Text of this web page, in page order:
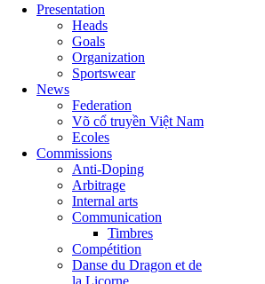
Presentation
Heads
Goals
Organization
Sportswear
News
Federation
Võ cổ truyền Việt Nam
Ecoles
Commissions
Anti-Doping
Arbitrage
Internal arts
Communication
Timbres
Compétition
Danse du Dragon et de
la Licorne